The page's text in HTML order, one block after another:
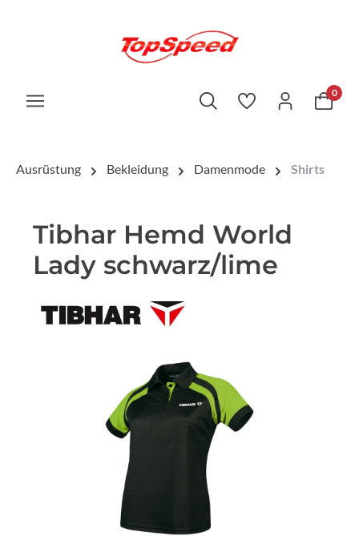
0
Ausrüstung Bekleidung Damenmode Shirts
Tibhar Hemd World
Lady schwarz/lime
Bildergalerie überspringen